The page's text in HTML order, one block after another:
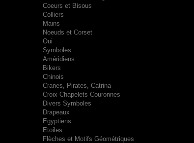
Coeurs et Bisous
Colliers
Mains
Noeuds et Corset
Oui
Symboles
Améridiens
Bikers
Chinois
Cranes, Pirates, Catrina
Croix Chapelets Couronnes
Divers Symboles
Drapeaux
Egyptiens
Etoiles
Flèches et Motifs Géométriques